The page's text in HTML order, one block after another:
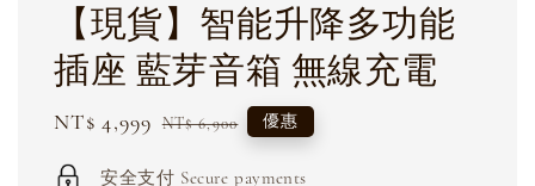
【現貨】智能升降多功能
插座 藍芽音箱 無線充電
Sale
NT$ 4,999 Regular
NT$ 6,900 優惠
安全支付 Secure payments